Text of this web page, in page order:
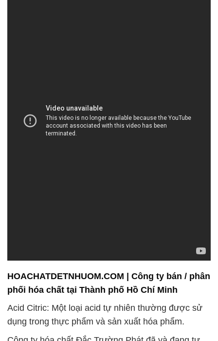
Acid Citric: Một loại acid tự nhiên thường được sử
dụng trong thực phẩm và sản xuất hóa phẩm.
Công ty hóa chất Đắc Trường Phát đã và đang tự
hào là một trong những đơn vị hàng đầu cung cấp
sản phẩm chất lượng cao trong lĩnh vực hóa chất.
Trong đó, Acid Citric là một sản phẩm chúng tôi rất
tự hào mang đến cho các khách hàng của mình.